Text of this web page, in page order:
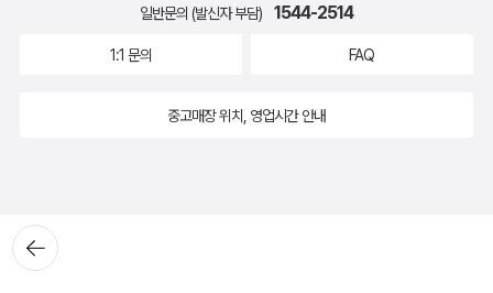
뒤로가
기
일반문의 (발신자 부담) 1544-2514
1:1 문의 FAQ
중고매장 위치, 영업시간 안내